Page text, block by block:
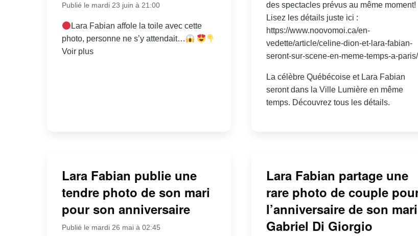
Publié le mardi 23 juin à 21:00
Lara Fabian affole la toile avec cette
photo, personne ne s’y attendait…
Voir plus
des spectacles prévus au même moment!
Lisez les détails juste ici :
https://www.noovomoi.ca/en-
vedette/article/celine-dion-et-lara-fabian-
seront-sur-scene-en-meme-temps-a-paris/
La célèbre Québécoise et Lara Fabian
seront dans la Ville Lumière en même
temps. Découvrez tous les détails.
Lara Fabian publie une
tendre photo de son mari
pour son anniversaire
Publié le mardi 26 mai à 02:45
Lara Fabian partage une
rare photo de couple
l’anniversaire de son mari
Gabriel Di Giorgio